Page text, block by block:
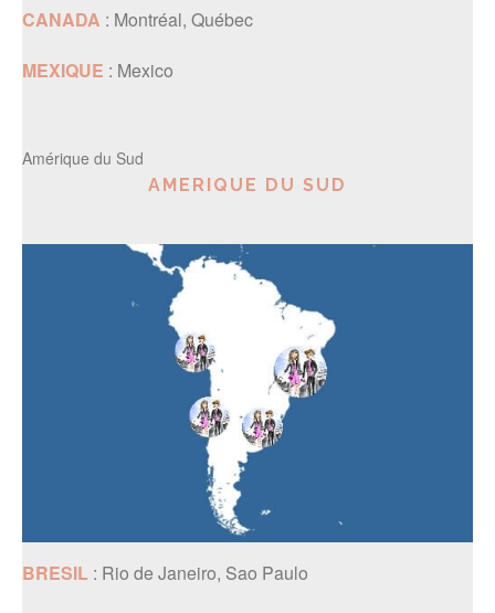
CANADA : Montréal, Québec
MEXIQUE : Mexico
Amérique du Sud
AMERIQUE DU SUD
BRESIL : Rio de Janeiro, Sao Paulo